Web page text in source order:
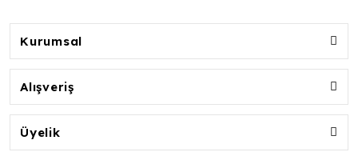
Kurumsal
Alışveriş
Üyelik